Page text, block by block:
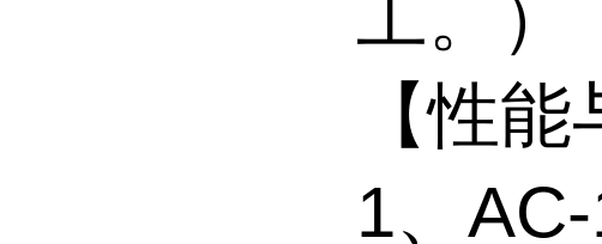
工。）
【性能
1、